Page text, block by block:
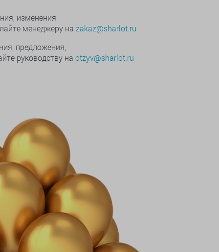
изменения
менеджеру на zakaz@sharlot.ru
предложения,
руководству на otzyv@sharlot.ru